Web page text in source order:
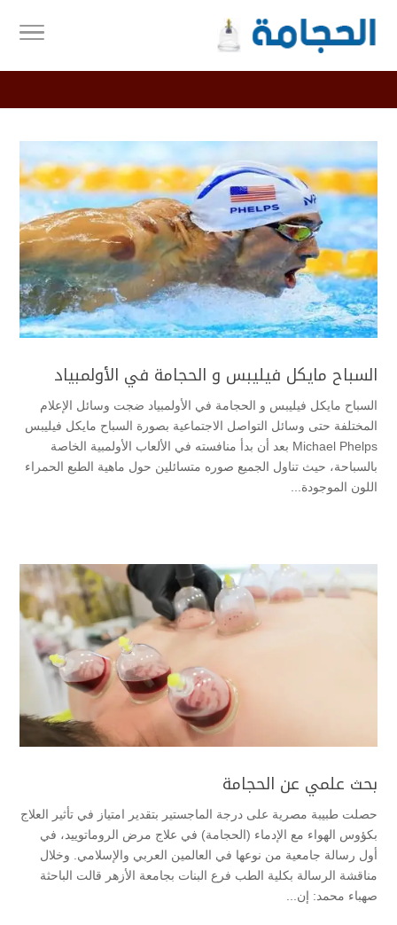
السباح مايكل فيليبس و الحجامة في الأولمبياد
السباح مايكل فيليبس و الحجامة في الأولمبياد ضجت وسائل الإعلام
المختلفة حتى وسائل التواصل الاجتماعية بصورة السباح مايكل فيليبس
Michael Phelps بعد أن بدأ منافسته في الألعاب الأولمبية الخاصة
بالسباحة، حيث تناول الجميع صوره متسائلين حول ماهية الطبع الحمراء
اللون الموجودة...
بحث علمي عن الحجامة
حصلت طبيبة مصرية على درجة الماجستير بتقدير امتياز في تأثير العلاج
بكؤوس الهواء مع الإدماء (الحجامة) في علاج مرض الروماتوييد، في
أول رسالة جامعية من نوعها في العالمين العربي والإسلامي. وخلال
مناقشة الرسالة بكلية الطب فرع البنات بجامعة الأزهر قالت الباحثة
صهباء محمد: إن...